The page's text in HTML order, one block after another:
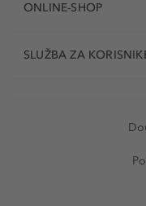
ONLINE-SHOP
SLUŽBA ZA